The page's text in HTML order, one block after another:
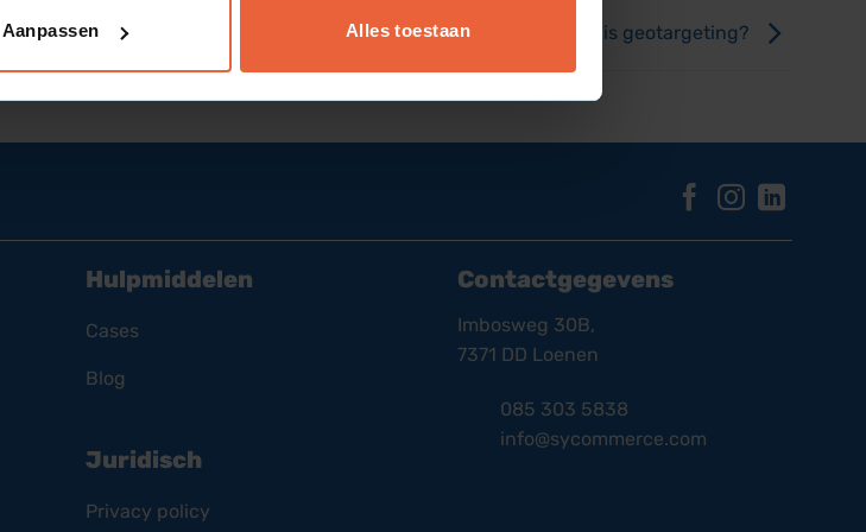
Aanpassen Alles toestaan Wat is geotargeting?
Hulpmiddelen
Cases
Blog
Juridisch
Privacy policy
Contactgegevens
Imbosweg 30B,
7371 DD Loenen
085 303 5838
info@sycommerce.com